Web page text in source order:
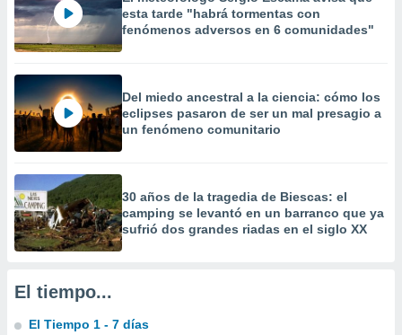
crear un
uso de
la
contenido
medir el
la
de
o a través
de
de
uso de
esta tarde "habrá tormentas con
fenómenos adversos en 6 comunidades"
Del miedo ancestral a la ciencia: cómo los
eclipses pasaron de ser un mal presagio a
un fenómeno comunitario
30 años de la tragedia de Biescas: el
camping se levantó en un barranco que ya
sufrió dos grandes riadas en el siglo XX
El tiempo...
El Tiempo 1 - 7 días